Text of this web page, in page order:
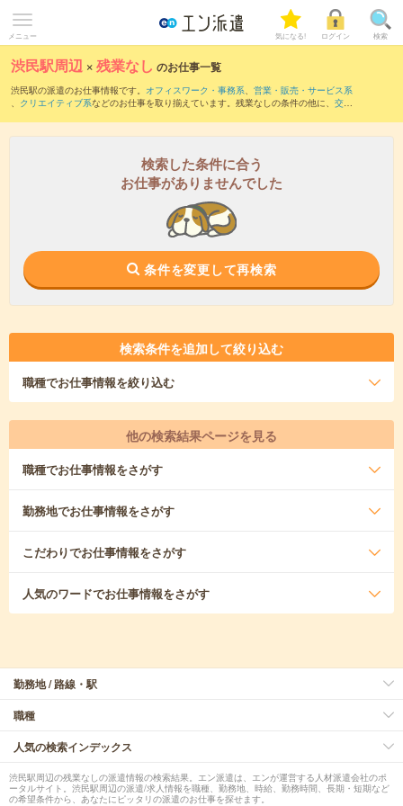
メニュー 気になる! ログイン 検索
渋民駅周辺 ×残業なし のお仕事一覧
渋民駅の派遣のお仕事情報です。 オフィスワーク・事務系、 営業・販売・サービス系
、 クリエイティブ系などのお仕事を取り揃えています。残業なしの条件の他に、 交通
検索した条件に合う
お仕事がありませんでした
条件を変更して再検索
検索条件を追加して絞り込む
職種でお仕事情報を絞り込む
他の検索結果ページを見る
職種でお仕事情報をさがす
勤務地でお仕事情報をさがす
こだわりでお仕事情報をさがす
人気のワードでお仕事情報をさがす
勤務地 / 路線・駅
職種
人気の検索インデックス
渋民駅周辺の残業なしの派遣情報の検索結果。エン派遣は、エンが運営する人材派遣会社のポ
ータルサイト。渋民駅周辺の派遣/求人情報を職種、勤務地、時給、勤務時間、長期・短期など
の希望条件から、あなたにピッタリの派遣のお仕事を探せます。